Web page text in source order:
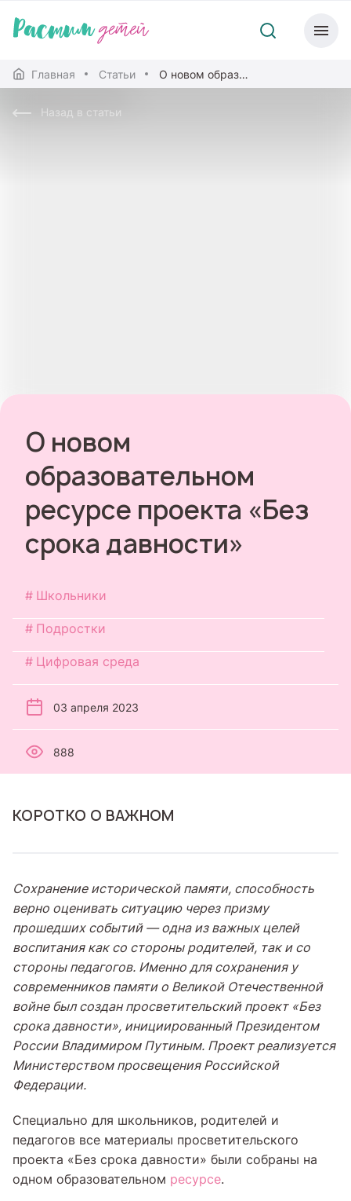
Главная Статьи О новом образовательном ресурсе проекта «Без срока давности»
Назад в статьи
О новом
образовательном
ресурсе проекта «Без
срока давности»
Школьники
Подростки
Цифровая среда
03 апреля 2023
888
КОРОТКО О ВАЖНОМ
Сохранение исторической памяти, способность
верно оценивать ситуацию через призму
прошедших событий — одна из важных целей
воспитания как со стороны родителей, так и со
стороны педагогов. Именно для сохранения у
современников памяти о Великой Отечественной
войне был создан просветительский проект «Без
срока давности», инициированный Президентом
России Владимиром Путиным. Проект реализуется
Министерством просвещения Российской
Федерации.
Специально для школьников, родителей и
педагогов все материалы просветительского
проекта «Без срока давности» были собраны на
одном образовательном ресурсе.